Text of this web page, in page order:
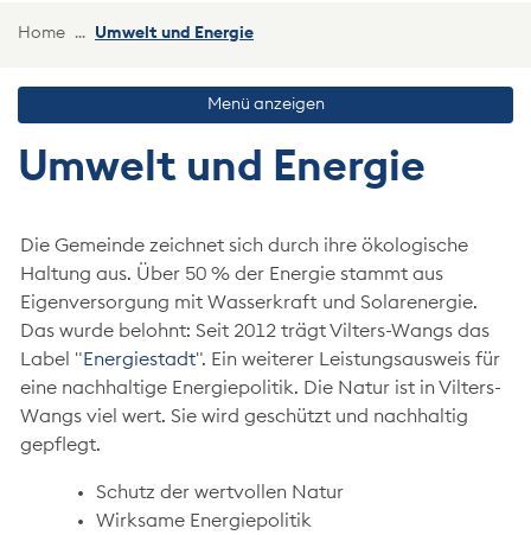
Home Umwelt und Energie(ausgewählt)
Menü anzeigen
Umwelt und Energie
Die Gemeinde zeichnet sich durch ihre ökologische
Haltung aus. Über 50 % der Energie stammt aus
Eigenversorgung mit Wasserkraft und Solarenergie.
Das wurde belohnt: Seit 2012 trägt Vilters-Wangs das
Label "Energiestadt". Ein weiterer Leistungsausweis für
eine nachhaltige Energiepolitik. Die Natur ist in Vilters-
Wangs viel wert. Sie wird geschützt und nachhaltig
gepflegt.
Schutz der wertvollen Natur
Wirksame Energiepolitik